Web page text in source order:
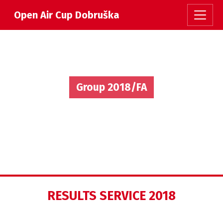
Open Air Cup Dobruška
Group 2018/FA
RESULTS SERVICE 2018